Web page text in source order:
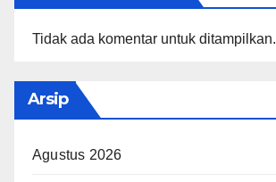
Tidak ada komentar untuk ditampilkan.
Arsip
Agustus 2026